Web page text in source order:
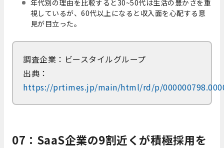
年代別の理由を比較すると30~50代は生活の豊かさを重
視しているが、60代以上になると収入面を心配する意
見が目立った。
調査企業：ビースタイルグループ
出典：
https://prtimes.jp/main/html/rd/p/
07：SaaS企業の9割近くが積極採用を